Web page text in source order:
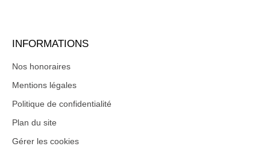
INFORMATIONS
Nos honoraires
Mentions légales
Politique de confidentialité
Plan du site
Gérer les cookies